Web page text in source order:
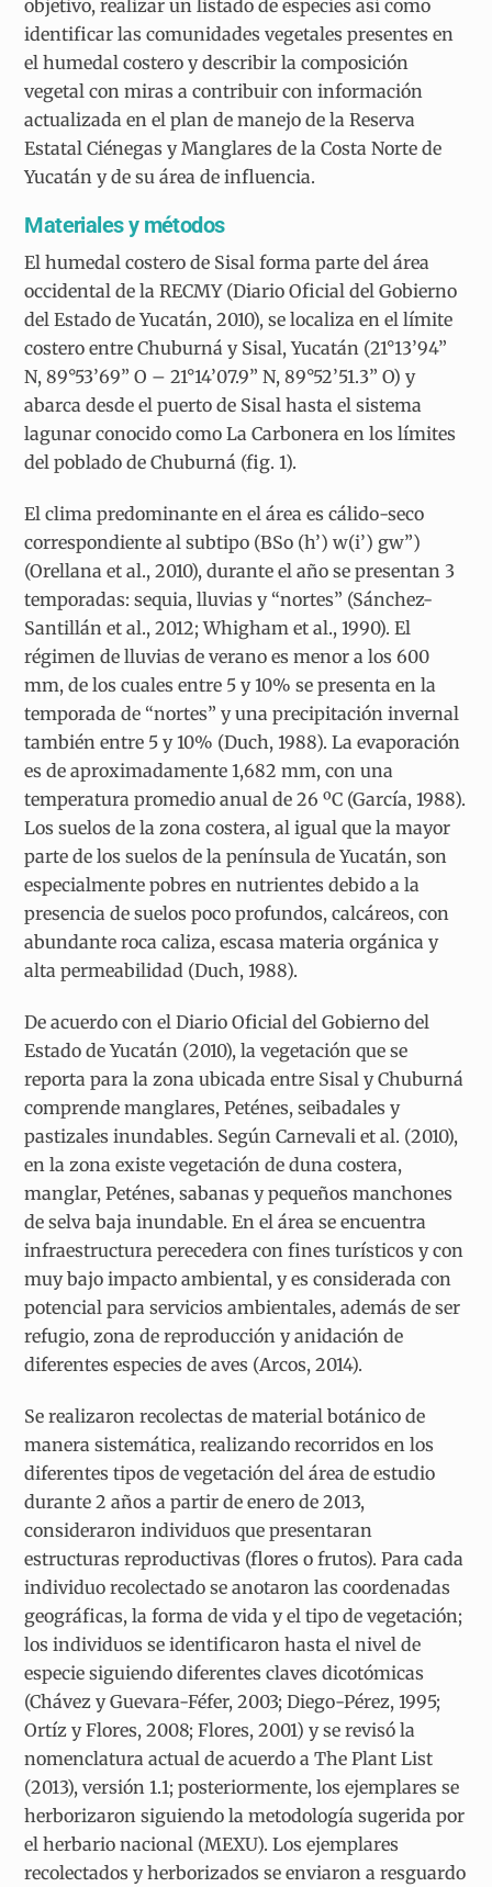
objetivo, realizar un listado de especies así como
identificar las comunidades vegetales presentes en
el humedal costero y describir la composición
vegetal con miras a contribuir con información
actualizada en el plan de manejo de la Reserva
Estatal Ciénegas y Manglares de la Costa Norte de
Yucatán y de su área de influencia.
Materiales y métodos
El humedal costero de Sisal forma parte del área
occidental de la RECMY (Diario Oficial del Gobierno
del Estado de Yucatán, 2010), se localiza en el límite
costero entre Chuburná y Sisal, Yucatán (21°13’94”
N, 89°53’69” O – 21°14’07.9” N, 89°52’51.3” O) y
abarca desde el puerto de Sisal hasta el sistema
lagunar conocido como La Carbonera en los límites
del poblado de Chuburná (fig. 1).
El clima predominante en el área es cálido-seco
correspondiente al subtipo (BSo (h’) w(i’) gw”)
(Orellana et al., 2010), durante el año se presentan 3
temporadas: sequia, lluvias y “nortes” (Sánchez-
Santillán et al., 2012; Whigham et al., 1990). El
régimen de lluvias de verano es menor a los 600
mm, de los cuales entre 5 y 10% se presenta en la
temporada de “nortes” y una precipitación invernal
también entre 5 y 10% (Duch, 1988). La evaporación
es de aproximadamente 1,682 mm, con una
temperatura promedio anual de 26 ºC (García, 1988).
Los suelos de la zona costera, al igual que la mayor
parte de los suelos de la península de Yucatán, son
especialmente pobres en nutrientes debido a la
presencia de suelos poco profundos, calcáreos, con
abundante roca caliza, escasa materia orgánica y
alta permeabilidad (Duch, 1988).
De acuerdo con el Diario Oficial del Gobierno del
Estado de Yucatán (2010), la vegetación que se
reporta para la zona ubicada entre Sisal y Chuburná
comprende manglares, Peténes, seibadales y
pastizales inundables. Según Carnevali et al. (2010),
en la zona existe vegetación de duna costera,
manglar, Peténes, sabanas y pequeños manchones
de selva baja inundable. En el área se encuentra
infraestructura perecedera con fines turísticos y con
muy bajo impacto ambiental, y es considerada con
potencial para servicios ambientales, además de ser
refugio, zona de reproducción y anidación de
diferentes especies de aves (Arcos, 2014).
Se realizaron recolectas de material botánico de
manera sistemática, realizando recorridos en los
diferentes tipos de vegetación del área de estudio
durante 2 años a partir de enero de 2013,
consideraron individuos que presentaran
estructuras reproductivas (flores o frutos). Para cada
individuo recolectado se anotaron las coordenadas
geográficas, la forma de vida y el tipo de vegetación;
los individuos se identificaron hasta el nivel de
especie siguiendo diferentes claves dicotómicas
(Chávez y Guevara-Féfer, 2003; Diego-Pérez, 1995;
Ortíz y Flores, 2008; Flores, 2001) y se revisó la
nomenclatura actual de acuerdo a The Plant List
(2013), versión 1.1; posteriormente, los ejemplares se
herborizaron siguiendo la metodología sugerida por
el herbario nacional (MEXU). Los ejemplares
recolectados y herborizados se enviaron a resguardo